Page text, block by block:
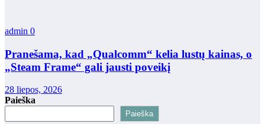
admin 0
Pranešama, kad „Qualcomm“ kelia lustų kainas, o
„Steam Frame“ gali jausti poveikį
28 liepos, 2026
Paieška
Paieška